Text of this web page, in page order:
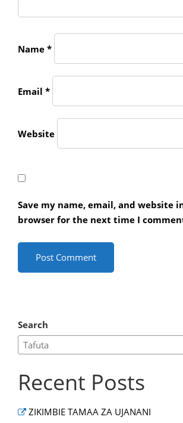
Name *
Email *
Website
Save my name, email, and website
browser for the next time I
Search
Recent Posts
ZIKIMBIE TAMAA ZA UJANANI